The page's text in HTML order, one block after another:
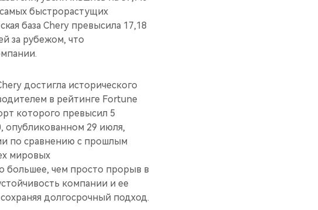
быстрорастущих
база Chery превысила 17,18
за рубежом, что
достигла исторического
в рейтинге Fortune
которого превысил 5
опубликованном 29 июля,
по сравнению с прошлым
мировых
большее, чем просто прорыв в
компании и ее
долгосрочный подход.